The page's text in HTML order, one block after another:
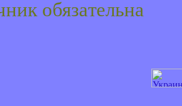
обязaтельна